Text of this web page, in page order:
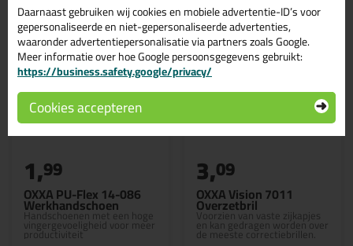
OXXA PU-Flex 14-086
Werkhandschoen
Handschoenen met een hoge
vingergevoeligheid voor meer
productiviteit
1,99
OXXA Vision 7011
Overzetbril
Voorzien van vaste zijkapjes
en kan gedragen worden over
de meeste correctiebrillen.
3,09
Daarnaast gebruiken wij cookies en mobiele advertentie-ID’s voor
gepersonaliseerde en niet-gepersonaliseerde advertenties,
waaronder advertentiepersonalisatie via partners zoals Google.
Meer informatie over hoe Google persoonsgegevens gebruikt:
https://business.safety.google/privacy/
Cookies accepteren